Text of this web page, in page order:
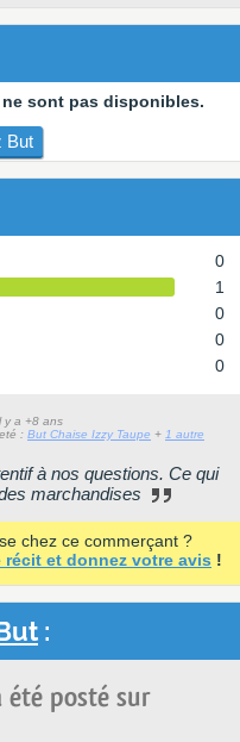
sont pas disponibles.
But
0
1
0
0
0
y a +8 ans
: But Chaise Izzy Taupe + 1 autre
à nos questions. Ce qui
marchandises
chez ce commerçant ?
et donnez votre avis !
:
été posté sur